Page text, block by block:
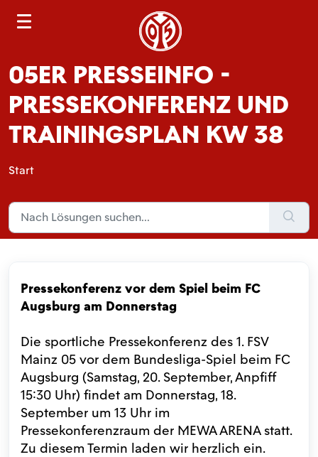
05ER PRESSEINFO -
PRESSEKONFERENZ UND
TRAININGSPLAN KW 38
Start
Pressekonferenz vor dem Spiel beim FC
Augsburg am Donnerstag
Die sportliche Pressekonferenz des 1. FSV
Mainz 05 vor dem Bundesliga-Spiel beim FC
Augsburg (Samstag, 20. September, Anpfiff
15:30 Uhr) findet am Donnerstag, 18.
September um 13 Uhr im
Pressekonferenzraum der MEWA ARENA statt.
Zu diesem Termin laden wir herzlich ein.